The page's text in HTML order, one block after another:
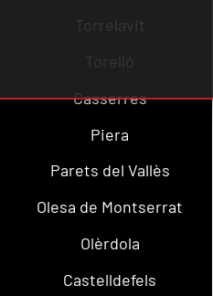
Torrelavit
Torelló
Casserres
Piera
Parets del Vallès
Olesa de Montserrat
Olèrdola
Castelldefels